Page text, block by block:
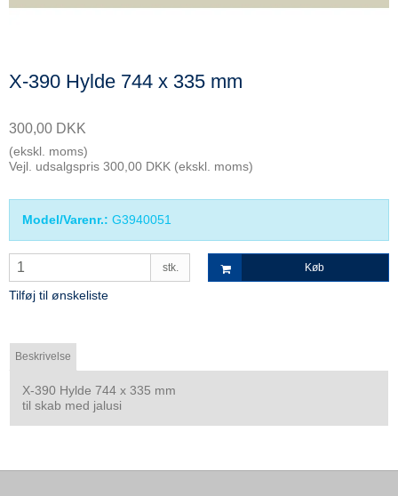
X-390 Hylde 744 x 335 mm
300,00 DKK
(ekskl. moms)
Vejl. udsalgspris 300,00 DKK (ekskl. moms)
Model/Varenr.: G3940051
stk. Køb
Tilføj til ønskeliste
Beskrivelse
X-390 Hylde 744 x 335 mm
til skab med jalusi